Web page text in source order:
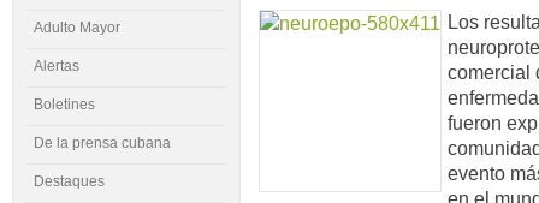
Los
comercial
fueron
evento
en el
Adulto Mayor
Alertas
Boletines
De la prensa cubana
Destaques